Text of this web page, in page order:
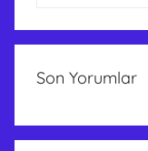
Son Yorumlar